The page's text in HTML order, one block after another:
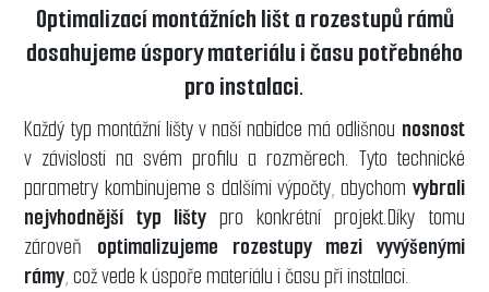
Optimalizací montážních lišt a rozestupů rámů
dosahujeme úspory materiálu i času potřebného
pro instalaci.
Každý typ montážní lišty v naší nabídce má odlišnou nosnost
v závislosti na svém profilu a rozměrech. Tyto technické
parametry kombinujeme s dalšími výpočty, abychom vybrali
nejvhodnější typ lištypro konkrétní projekt.Díky tomu
zároveň optimalizujeme rozestupy mezi vyvýšenými
rámy, což vede k úspoře materiálu i času při instalaci.